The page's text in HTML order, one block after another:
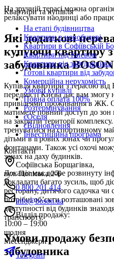
На зручній терасі можна
релаксувати наодинці або
Які додаткові
купуючи квартиру
забудовника
Купівля квартири з терасою
передмісті Києва дає вам змогу
привілеями проживання в ЖК.
матимете повний доступ до зон
на закритій території
тренуватися на спортивному
дітьми в ігрових зонах чи
фонтанами. Також усі охочі
зонах на даху будинків.
Локація має добре розвинуту
докладати багато зусиль, щоб
ресторану, дитячого садочка чи
потрібні об’єкти розташовані
доступності від будинків
транспорту.
Умови продажу
забудовника
Квартири та купівля
На етапі будівництва
Квартири в новобудові
Квартири в Софіївській
Квартири під Києвом
Квартири від забудовника
Готові квартири від
Комерційна нерухомість
Умови купівлі
Повна оплата 100%
Розтермінування
єОселя
єВідновлення
Інвестиційна програма
Контакти
Софіївська Борщагівка,
вул. Поліська 2-Б
0 800 201 414
info@boson.ua
Відділ продажу:
10:00 – 19:00
щодня
Месенджери
Telegram